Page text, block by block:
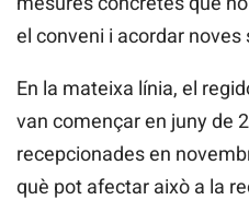
el conveni i acordar noves
En la mateixa línia, el
van començar en juny de
recepcionades en
què pot afectar això a la